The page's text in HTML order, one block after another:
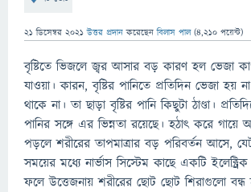
21 ডিসেম্বর 2021 উত্তর প্রদান করেছেনবিলাস পাল (4,210 পয়েন্ট)
বৃষ্টিতে ভিজলে জ্বর আসার বড় কারণ হল ভেজা
যাওয়া। কারন, বৃষ্টির পানিতে প্রতিদিন ভেজা হয়
থাকে না। তা ছাড়া বৃষ্টির পানি কিছুটা ঠাণ্ডা।
পানির সঙ্গে এর ভিন্নতা রয়েছে। হঠাৎ করে গায়ে
পড়লে শরীরের তাপমাত্রার বড় পরিবর্তন আসে,
সময়ের মধ্যে নার্ভাস সিস্টেম কাছে একটি
ফলে উত্তেজনায় শরীরের ছোট ছোট শিরাগুলো